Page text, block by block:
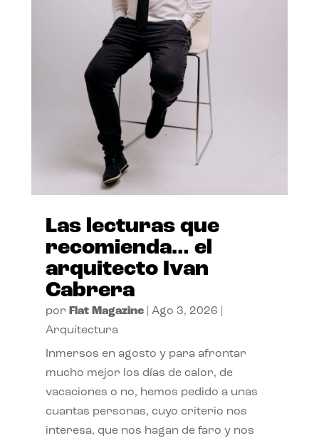
Las lecturas que
recomienda… el
arquitecto Ivan
Cabrera
por Flat Magazine| Ago 3, 2026
Arquitectura
Inmersos en agosto y para afrontar
mucho mejor los días de calor, de
vacaciones o no, hemos pedido a unas
cuantas personas, cuyo criterio nos
interesa, que nos hagan de faro y nos